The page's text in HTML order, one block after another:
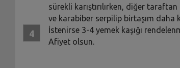
sürekli karıştırılırken, diğer
ve karabiber serpilip birtaşım daha
İstenirse 3-4 yemek kaşığı
Afiyet olsun.